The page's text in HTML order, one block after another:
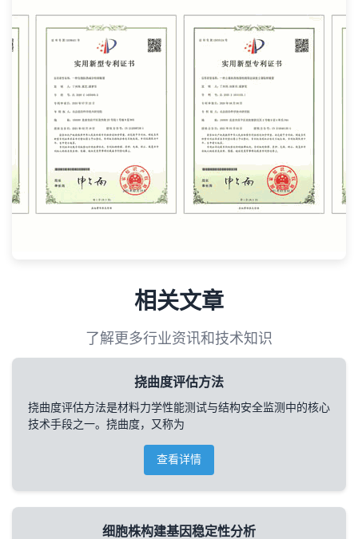
相关文章
了解更多行业资讯和技术知识
挠曲度评估方法
挠曲度评估方法是材料力学性能测试与结构安全监测中的核心
技术手段之一。挠曲度，又称为
查看详情
细胞株构建基因稳定性分析